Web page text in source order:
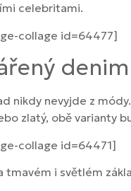
celebritami.
collage id=64477]
nikdy nevyjde z
zlatý, obě varianty
collage id=64471]
tmavém i světlém